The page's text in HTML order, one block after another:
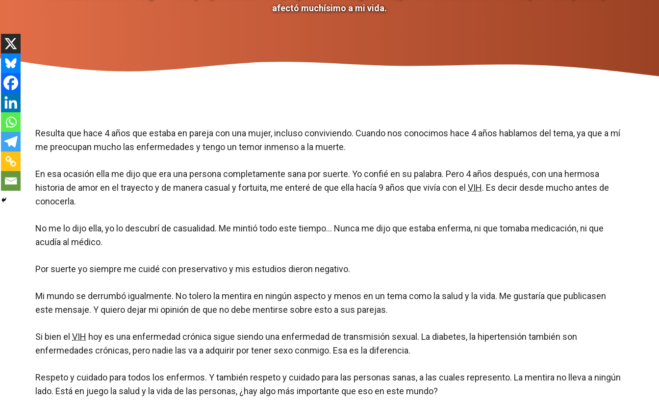
afectó muchísimo a mi vida.
Resulta que hace 4 años que estaba en pareja con una mujer, incluso conviviendo. Cuando nos conocimos hace 4 años hablamos del tema, ya que a mí
me preocupan mucho las enfermedades y tengo un temor inmenso a la muerte.
En esa ocasión ella me dijo que era una persona completamente sana por suerte. Yo confié en su palabra. Pero 4 años después, con una hermosa
historia de amor en el trayecto y de manera casual y fortuita, me enteré de que ella hacía 9 años que vivía con el VIH. Es decir desde mucho antes de
conocerla.
No me lo dijo ella, yo lo descubrí de casualidad. Me mintió todo este tiempo… Nunca me dijo que estaba enferma, ni que tomaba medicación, ni que
acudía al médico.
Por suerte yo siempre me cuidé con preservativo y mis estudios dieron negativo.
Mi mundo se derrumbó igualmente. No tolero la mentira en ningún aspecto y menos en un tema como la salud y la vida. Me gustaría que publicasen
este mensaje. Y quiero dejar mi opinión de que no debe mentirse sobre esto a sus parejas.
Si bien el VIH hoy es una enfermedad crónica sigue siendo una enfermedad de transmisión sexual. La diabetes, la hipertensión también son
enfermedades crónicas, pero nadie las va a adquirir por tener sexo conmigo. Esa es la diferencia.
Respeto y cuidado para todos los enfermos. Y también respeto y cuidado para las personas sanas, a las cuales represento. La mentira no lleva a ningún
lado. Está en juego la salud y la vida de las personas, ¿hay algo más importante que eso en este mundo?